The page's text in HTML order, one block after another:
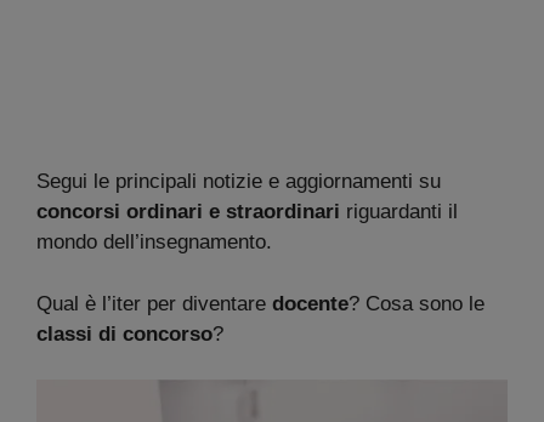
Segui le principali notizie e aggiornamenti su
concorsi ordinari e straordinari riguardanti il
mondo dell’insegnamento.
Qual è l’iter per diventare docente? Cosa sono le
classi di concorso?